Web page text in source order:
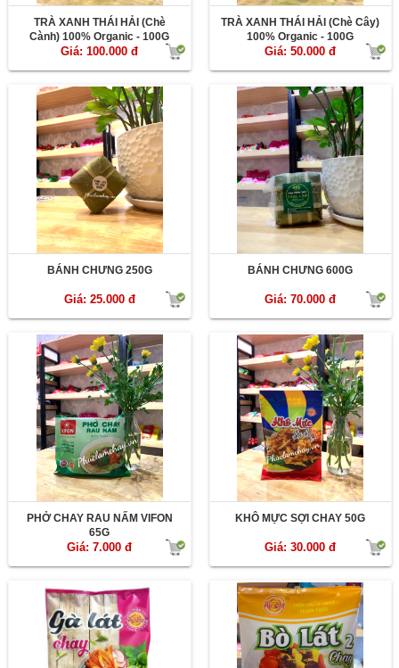
TRÀ XANH THÁI HẢI (Chè
Cành) 100% Organic - 100G
Giá: 100.000 đ
TRÀ XANH THÁI HẢI (Chè Cây)
100% Organic - 100G
Giá: 50.000 đ
BÁNH CHƯNG 250G
Giá: 25.000 đ
BÁNH CHƯNG 600G
Giá: 70.000 đ
PHỞ CHAY RAU NẤM VIFON
65G
Giá: 7.000 đ
KHÔ MỰC SỢI CHAY 50G
Giá: 30.000 đ